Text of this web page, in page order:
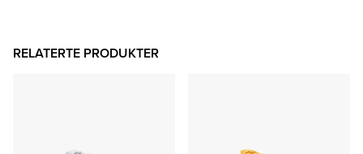
RELATERTE PRODUKTER